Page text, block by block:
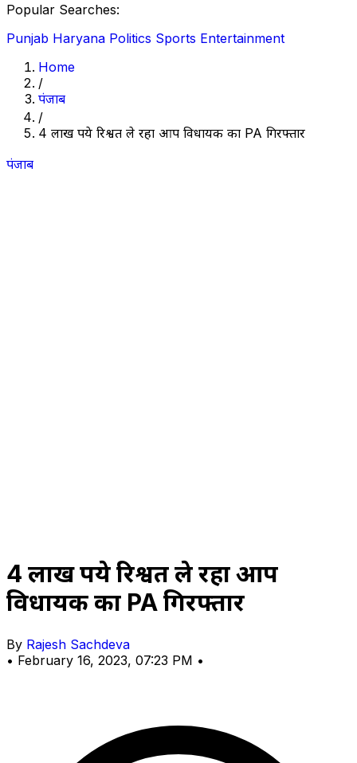
Popular Searches:
Punjab Haryana Politics Sports Entertainment
Home
/
पंजाब
/
4 लाख रुपये रिश्वत ले रहा आप विधायक का PA गिरफ्तार
पंजाब
4 लाख रुपये रिश्वत ले रहा आप
विधायक का PA गिरफ्तार
By Rajesh Sachdeva
• February 16, 2023, 07:23 PM •